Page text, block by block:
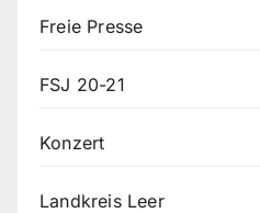
Freie Presse
FSJ 20-21
Konzert
Landkreis Leer